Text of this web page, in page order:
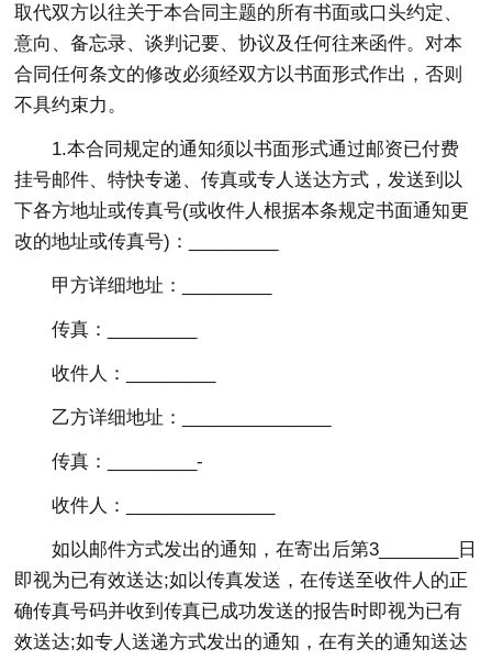
取代双方以往关于本合同主题的所有书面或口头约定、
意向、备忘录、谈判记要、协议及任何往来函件。对本
合同任何条文的修改必须经双方以书面形式作出，否则
不具约束力。
1.本合同规定的通知须以书面形式通过邮资已付费
挂号邮件、特快专递、传真或专人送达方式，发送到以
下各方地址或传真号(或收件人根据本条规定书面通知更
改的地址或传真号)：_________
甲方详细地址：_________
传真：_________
收件人：_________
乙方详细地址：_______________
传真：_________-
收件人：_______________
如以邮件方式发出的通知，在寄出后第3________日
即视为已有效送达;如以传真发送，在传送至收件人的正
确传真号码并收到传真已成功发送的报告时即视为已有
效送达;如专人送递方式发出的通知，在有关的通知送达